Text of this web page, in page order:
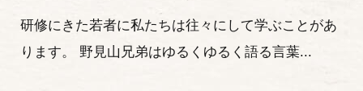
研修にきた若者に私たちは往々にして学ぶことがあ
ります。 野見山兄弟はゆるくゆるく語る言葉...